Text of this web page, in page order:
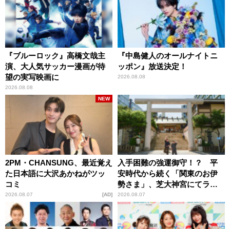
『ブルーロック』高橋文哉主
演、大人気サッカー漫画が待
望の実写映画に
2026.08.08
『中島健人のオールナイトニ
ッポン』放送決定！
2026.08.08
2PM・CHANSUNG、最近覚え
た日本語に大沢あかねがツッ
コミ
2026.08.07
NEW
AD
入手困難の強運御守！？ 平
安時代から続く「関東のお伊
勢さま」、芝大神宮にてラン
パンプスが合格祈願！
2026.08.07